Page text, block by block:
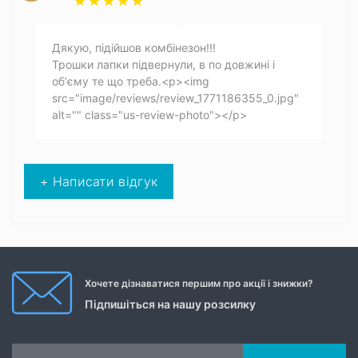
Дякую, підійшов комбінезон!!!
Трошки лапки підвернули, в по довжині і
обʼєму те що треба.<p><img
src="image/reviews/review_1771186355_0.jpg"
alt="" class="us-review-photo"></p>
+ Написати відгук
Хочете дізнаватися першим про акції і знижки?
Підпишіться на нашу розсилку